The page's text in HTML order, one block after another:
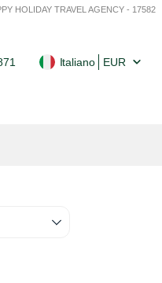
HOLIDAY TRAVEL AGENCY - 17582
Italiano EUR